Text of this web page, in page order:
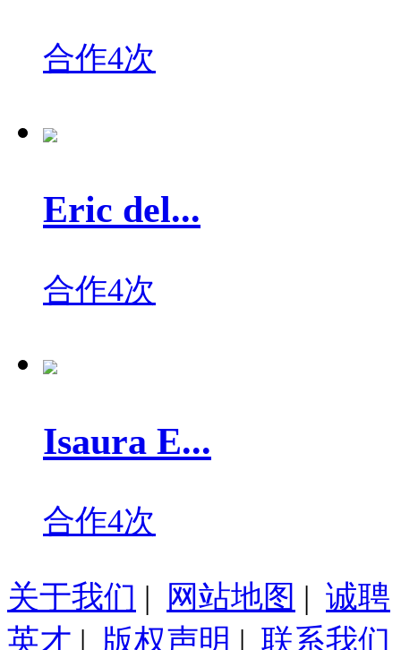
合作4次
Eric del...
合作4次
Isaura E...
合作4次
关于我们 | 网站地图 | 诚聘
英才 | 版权声明 | 联系我们